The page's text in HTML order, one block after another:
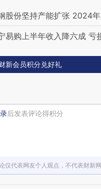
股份坚持产能扩张 2024
易购上半年收入降六成 亏
新会员积分兑好礼
后发表评论得积分
仅代表网友个人观点，不代表财新